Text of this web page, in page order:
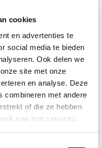
cookies
en advertenties te
social media te bieden
Ook delen we
site met onze
en analyse. Deze
combineren met andere
of die ze hebben
van hun services.
de kennissessie van
18 mei ’23.
VOOR U KAN
bedrijven met personeel